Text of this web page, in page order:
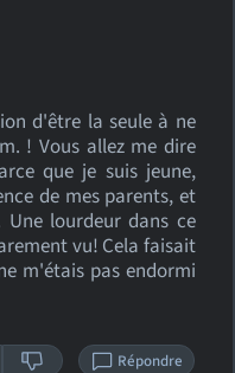
d'être la seule à ne
! Vous allez me dire
que je suis jeune,
de mes parents, et
Une lourdeur dans ce
vu! Cela faisait
m'étais pas endormi
Répondre